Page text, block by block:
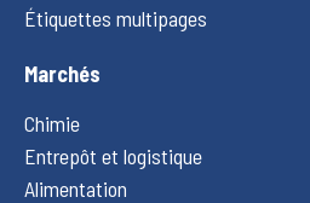
Étiquettes multipages
Marchés
Chimie
Entrepôt et logistique
Alimentation